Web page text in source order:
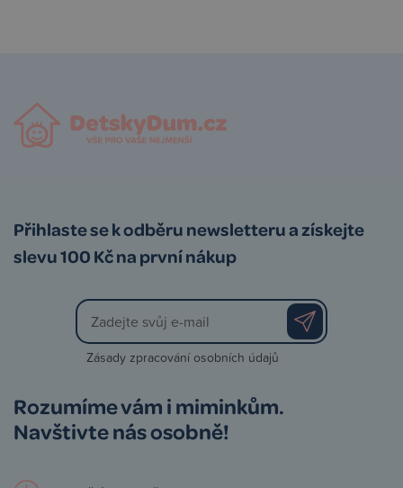
Přihlaste se k odběru newsletteru a získejte
slevu 100 Kč na první nákup
Zásady zpracování osobních údajů
Rozumíme vám i miminkům.
Navštivte nás osobně!